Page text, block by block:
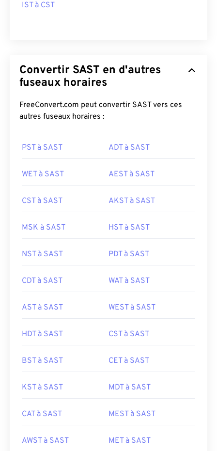
IST à CST
Convertir SAST en d'autres
fuseaux horaires
FreeConvert.com peut convertir SAST vers ces
autres fuseaux horaires :
PST à SAST ADT à SAST
WET à SAST AEST à SAST
CST à SAST AKST à SAST
MSK à SAST HST à SAST
NST à SAST PDT à SAST
CDT à SAST WAT à SAST
AST à SAST WEST à SAST
HDT à SAST CST à SAST
BST à SAST CET à SAST
KST à SAST MDT à SAST
CAT à SAST MEST à SAST
AWST à SAST MET à SAST